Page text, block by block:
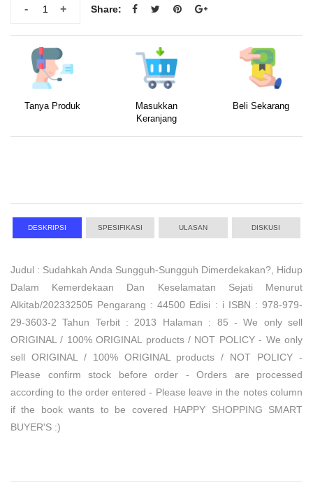
+
- Share:
Tanya Produk
Masukkan
Keranjang
Beli Sekarang
DESKRIPSI SPESIFIKASI ULASAN DISKUSI
Judul : Sudahkah Anda Sungguh-Sungguh Dimerdekakan?, Hidup
Dalam Kemerdekaan Dan Keselamatan Sejati Menurut
Alkitab/202332505 Pengarang : 44500 Edisi : i ISBN : 978-979-
29-3603-2 Tahun Terbit : 2013 Halaman : 85 - We only sell
ORIGINAL / 100% ORIGINAL products / NOT POLICY - We only
sell ORIGINAL / 100% ORIGINAL products / NOT POLICY -
Please confirm stock before order - Orders are processed
according to the order entered - Please leave in the notes column
if the book wants to be covered HAPPY SHOPPING SMART
BUYER'S :)